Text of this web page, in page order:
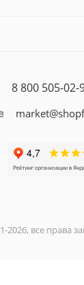
8 800 505-02-
2026, все права